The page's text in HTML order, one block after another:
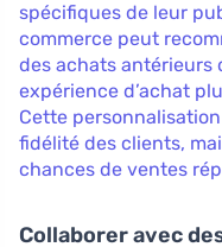
spécifiques de leur
commerce peut
des achats antérieurs
expérience d’achat
Cette
fidélité des clients,
chances de ventes
Collaborer avec